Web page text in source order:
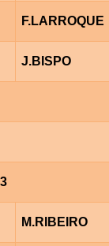
F.LARROQUE
J.BISPO
M.RIBEIRO